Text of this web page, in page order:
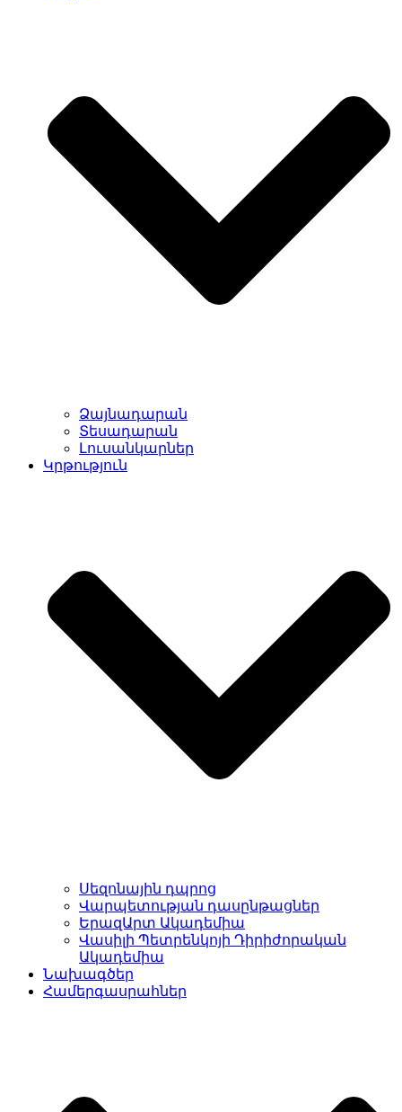
Ձայնադարան
Տեսադարան
Լուսանկարներ
Կրթություն
Սեզոնային դպրոց
Վարպետության դասընթացներ
ԵրազԱրտ Ակադեմիա
Վասիլի Պետրենկոյի Դիրիժորական
Ակադեմիա
Նախագծեր
Համերգասրահներ